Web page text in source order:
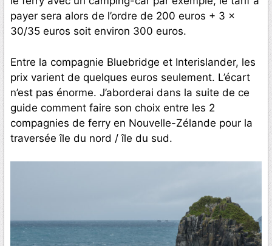
payer sera alors de l’ordre de 200 euros + 3 x
30/35 euros soit environ 300 euros.
Entre la compagnie Bluebridge et Interislander, les
prix varient de quelques euros seulement. L’écart
n’est pas énorme. J’aborderai dans la suite de ce
guide comment faire son choix entre les 2
compagnies de ferry en Nouvelle-Zélande pour la
traversée île du nord / île du sud.